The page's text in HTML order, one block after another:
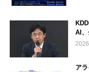
AI、
ア